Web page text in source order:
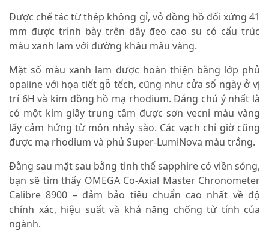
Được chế tác từ thép không gỉ, vỏ đồng hồ đối xứng 41
mm được trình bày trên dây đeo cao su có cấu trúc
màu xanh lam với đường khâu màu vàng.
Mặt số màu xanh lam được hoàn thiện bằng lớp phủ
opaline với họa tiết gỗ tếch, cũng như cửa sổ ngày ở vị
trí 6H và kim đồng hồ mạ rhodium. Đáng chú ý nhất là
có một kim giây trung tâm được sơn vecni màu vàng
lấy cảm hứng từ môn nhảy sào. Các vạch chỉ giờ cũng
được mạ rhodium và phủ Super-LumiNova màu trắng.
Đằng sau mặt sau bằng tinh thể sapphire có viền sóng,
bạn sẽ tìm thấy OMEGA Co-Axial Master Chronometer
Calibre 8900 – đảm bảo tiêu chuẩn cao nhất về độ
chính xác, hiệu suất và khả năng chống từ tính của
ngành.